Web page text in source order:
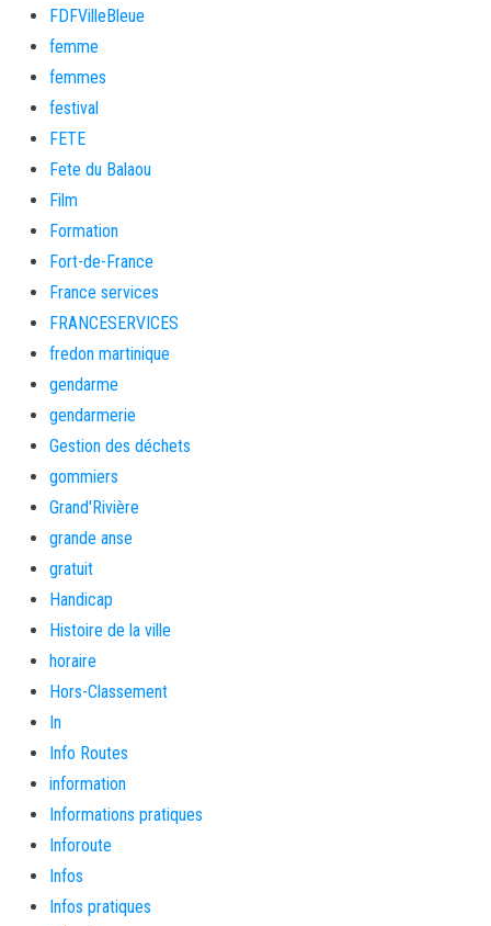
FDFVilleBleue
femme
femmes
festival
FETE
Fete du Balaou
Film
Formation
Fort-de-France
France services
FRANCESERVICES
fredon martinique
gendarme
gendarmerie
Gestion des déchets
gommiers
Grand'Rivière
grande anse
gratuit
Handicap
Histoire de la ville
horaire
Hors-Classement
In
Info Routes
information
Informations pratiques
Inforoute
Infos
Infos pratiques